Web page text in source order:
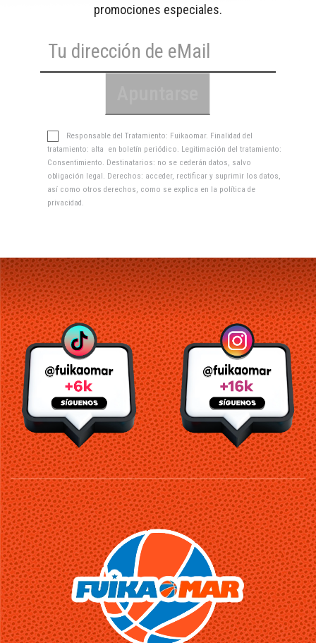
promociones especiales.
Responsable del Tratamiento: Fuikaomar. Finalidad del
tratamiento: alta en boletín periódico. Legitimación del tratamiento:
Consentimiento. Destinatarios: no se cederán datos, salvo
obligación legal. Derechos: acceder, rectificar y suprimir los datos,
así como otros derechos, como se explica en la política de
privacidad .